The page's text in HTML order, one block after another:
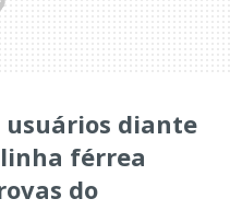
usuários diante
férrea
do